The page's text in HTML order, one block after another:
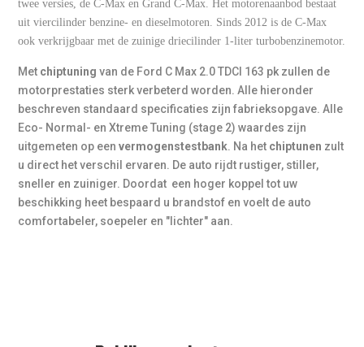
Bij veel dieseltoepassingen is dit een logische aanbeveling,
zeker in combinatie met tuning. Bij dit model kost EGR
uitschakeling in combinatie met tuning € 75,- extra.
Waarom kiezen voor Unlimited Tuning? +
daardoor software volledig op maat en wens kunnen maken
voor jouw auto en rijstijl.
twee versies, de C-Max en Grand C-Max. Het motorenaanbod bestaat
uit viercilinder benzine- en dieselmotoren. Sinds 2012 is de C-Max
ook verkrijgbaar met de zuinige driecilinder 1-liter turbobenzinemotor.
Met chiptuningvan de Ford C Max 2.0 TDCI 163 pk zullen de
motorprestaties sterk verbeterd worden. Alle hieronder
beschreven standaard specificaties zijn fabrieksopgave. Alle
Eco- Normal- en Xtreme Tuning (stage 2) waardes zijn
uitgemeten op eenvermogenstestbank. Na het chiptunen zult
u direct het verschil ervaren. De auto rijdt rustiger, stiller,
sneller en zuiniger. Doordat een hoger koppel tot uw
beschikking heet bespaard u brandstof en voelt de auto
comfortabeler, soepeler en "lichter" aan.